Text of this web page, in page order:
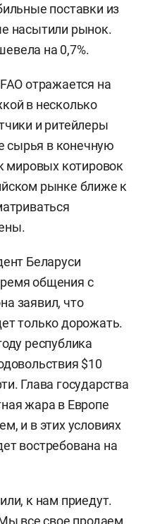
поставки из
насытили рынок.
на 0,7%.
отражается на
в несколько
и ритейлеры
сырья в конечную
мировых котировок
рынке ближе к
Беларуси
общения с
заявил, что
только дорожать.
республика
$10
Глава государства
жара в Европе
и в этих условиях
востребована на
к нам приедут.
все свое продаем.